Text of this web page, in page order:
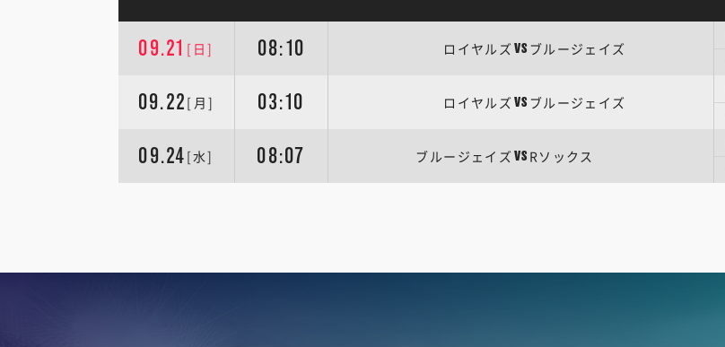
09.21 [日] 08:10 ロイヤルズ VS ブルージェイズ
09.22 [月] 03:10 ロイヤルズ VS ブルージェイズ
09.24 [水] 08:07 ブルージェイズ VS Rソックス